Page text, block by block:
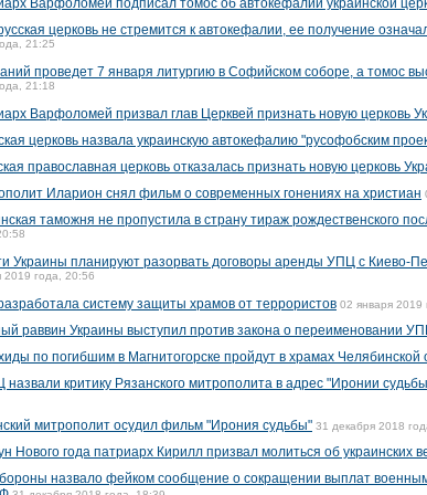
Варфоломей подписал томос об автокефалии украинской
церковь не стремится к автокефалии, ее получение
21:25
проведет 7 января литургию в Софийском соборе, а томос
21:18
Варфоломей призвал глав Церквей признать новую церковь
церковь назвала украинскую автокефалию "русофобским
православная церковь отказалась признать новую церковь
Иларион снял фильм о современных гонениях на христиан
таможня не пропустила в страну тираж рождественского
Украины планируют разорвать договоры аренды УПЦ с Киево-
2019 года, 20:56
систему защиты храмов от террористов 02 января 2019
раввин Украины выступил против закона о переименовании
по погибшим в Магнитогорске пройдут в храмах Челябинской
назвали критику Рязанского митрополита в адрес "Иронии
митрополит осудил фильм "Ирония судьбы" 31 декабря 2018
Нового года патриарх Кирилл призвал молиться об украинских
назвало фейком сообщение о сокращении выплат